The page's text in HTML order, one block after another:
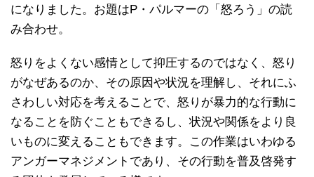
になりました。お題はP・パルマーの「怒ろう」の読
み合わせ。
怒りをよくない感情として抑圧するのではなく、怒り
がなぜあるのか、その原因や状況を理解し、それにふ
さわしい対応を考えることで、怒りが暴力的な行動に
なることを防ぐこともできるし、状況や関係をより良
いものに変えることもできます。この作業はいわゆる
アンガーマネジメントであり、その行動を普及啓発す